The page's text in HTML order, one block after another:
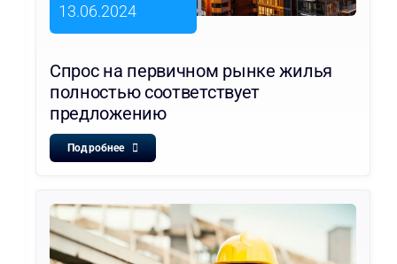
13.06.2024
Спрос на первичном рынке жилья
полностью соответствует
предложению
Подробнее